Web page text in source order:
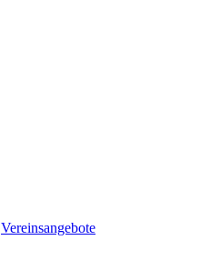
Vereinsangebote